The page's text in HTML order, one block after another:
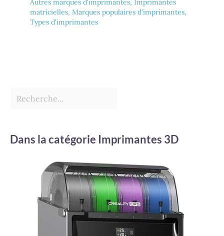
Autres marques d'imprimantes, Imprimantes
matricielles, Marques populaires d'imprimantes,
Types d'imprimantes
Dans la catégorie Imprimantes 3D